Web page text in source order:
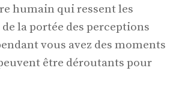
humain qui ressent les
la portée des perceptions
vous avez des moments
être déroutants pour